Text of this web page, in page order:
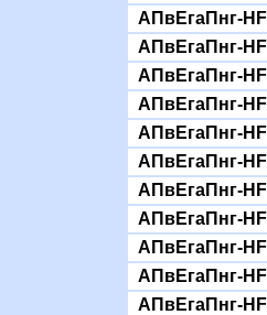
АПвЕгаПнг-
АПвЕгаПнг-
АПвЕгаПнг-
АПвЕгаПнг-
АПвЕгаПнг-
АПвЕгаПнг-
АПвЕгаПнг-
АПвЕгаПнг-
АПвЕгаПнг-
АПвЕгаПнг-
АПвЕгаПнг-